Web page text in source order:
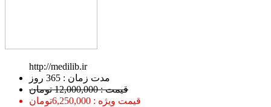
http://medilib.ir
ﻣﺪﺕ ﺯﻣﺎﻥ : 365 ﺭﻭﺯ
قیمت : 12,000,000 تومان
قیمت ویژه : 6,250,000تومان